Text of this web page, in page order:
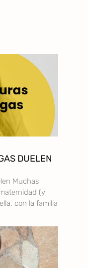
DUELEN
Muchas
(y
con la familia